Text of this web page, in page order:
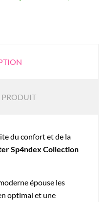
PRODUIT
du confort et de la
Sp4ndex Collection
épouse les
optimal et une